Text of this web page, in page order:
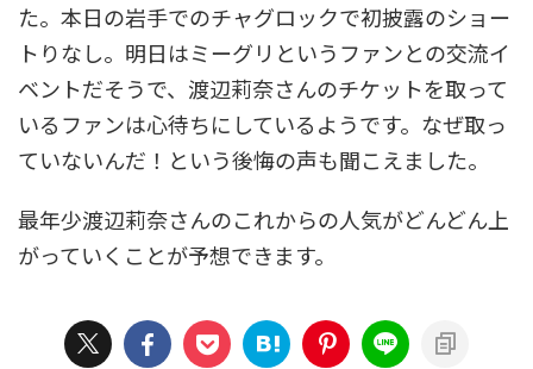
た。本日の岩手でのチャグロックで初披露のショー
トりなし。明日はミーグリというファンとの交流イ
ベントだそうで、渡辺莉奈さんのチケットを取って
いるファンは心待ちにしているようです。なぜ取っ
ていないんだ！という後悔の声も聞こえました。
最年少渡辺莉奈さんのこれからの人気がどんどん上
がっていくことが予想できます。